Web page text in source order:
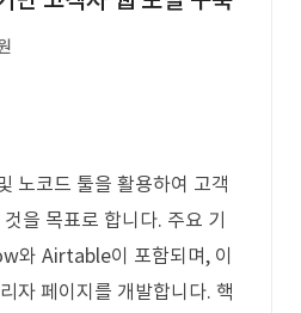
노코드 툴을 활용하여 고객
을 목표로 합니다. 주요 기
와 Airtable이 포함되며, 이
자 페이지를 개발합니다. 핵